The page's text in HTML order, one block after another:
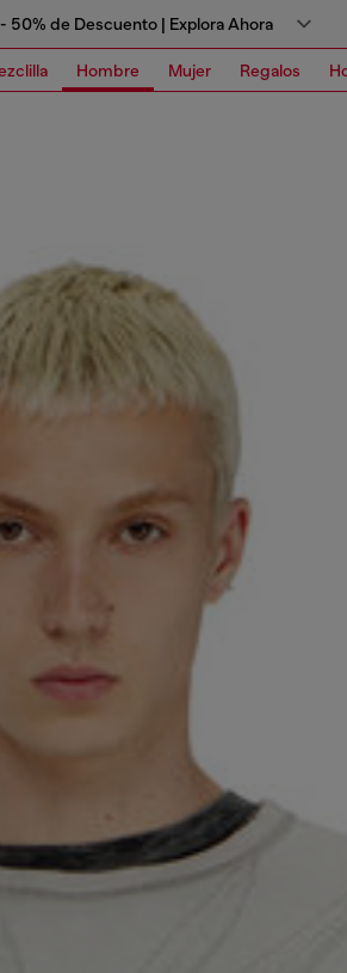
50% de Descuento | Explora Ahora
Hombre Mujer Regalos